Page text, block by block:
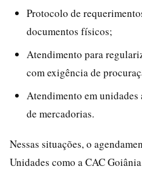
Protocolo de
documentos físicos;
Atendimento para
com exigência de
Atendimento em
de mercadorias.
Nessas situações, o
Unidades como a CAC